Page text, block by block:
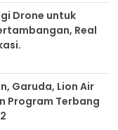
Drone untuk
Real
Garuda, Lion Air
Program Terbang